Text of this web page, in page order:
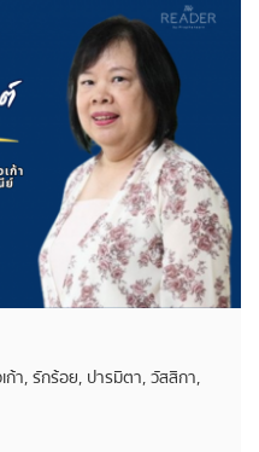
ก้า, รักร้อย, ปารมิตา, วัสสิกา,